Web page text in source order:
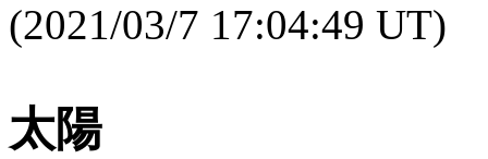
(2021/03/7 17:04:49 UT)
太陽